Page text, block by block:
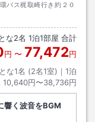
バス梶取崎行き約２０
な2名 1泊1部屋 合計
円 〜 77,472円
な1名 (2名1室)｜ 1泊
10,640円〜38,736円
響く波音をBGM